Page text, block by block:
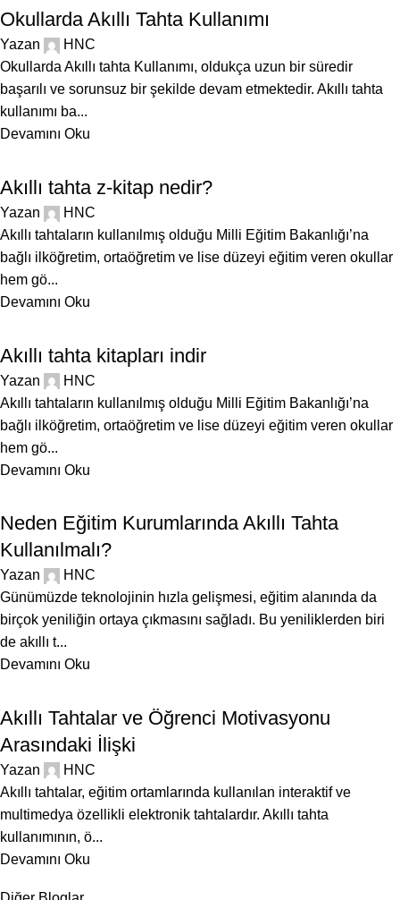
Okullarda Akıllı Tahta Kullanımı
Yazan
HNC
Okullarda Akıllı tahta Kullanımı, oldukça uzun bir süredir
başarılı ve sorunsuz bir şekilde devam etmektedir. Akıllı tahta
kullanımı ba...
Devamını Oku
Akıllı tahta z-kitap nedir?
Yazan
HNC
Akıllı tahtaların kullanılmış olduğu Milli Eğitim Bakanlığı’na
bağlı ilköğretim, ortaöğretim ve lise düzeyi eğitim veren okullar
hem gö...
Devamını Oku
Akıllı tahta kitapları indir
Yazan
HNC
Akıllı tahtaların kullanılmış olduğu Milli Eğitim Bakanlığı’na
bağlı ilköğretim, ortaöğretim ve lise düzeyi eğitim veren okullar
hem gö...
Devamını Oku
Neden Eğitim Kurumlarında Akıllı Tahta
Kullanılmalı?
Yazan
HNC
Günümüzde teknolojinin hızla gelişmesi, eğitim alanında da
birçok yeniliğin ortaya çıkmasını sağladı. Bu yeniliklerden biri
de akıllı t...
Devamını Oku
Akıllı Tahtalar ve Öğrenci Motivasyonu
Arasındaki İlişki
Yazan
HNC
Akıllı tahtalar, eğitim ortamlarında kullanılan interaktif ve
multimedya özellikli elektronik tahtalardır. Akıllı tahta
kullanımının, ö...
Devamını Oku